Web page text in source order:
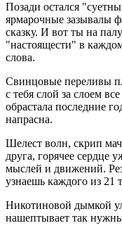
Позади остался
ярмарочные зазывалы
сказку. И вот ты на
"настоящести" в
слова.
Свинцовые переливы
с тебя слой за слоем
обрастала последние
напрасна.
Шелест волн, скрип
друга, горячее сердце
мыслей и движений.
узнаешь каждого из 21
Никотиновой дымкой
нашептывает так